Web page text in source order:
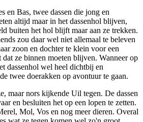
en Bas, twee dassen die jong en
altijd maar in het dassenhol blijven,
buiten het hol blijft maar aan ze trekken.
zou daar wel niet allemaal te beleven
zoon en dochter te klein voor een
ze binnen moeten blijven. Wanneer op
dassenhol wel heel dichtbij en
twee doerakken op avontuur te gaan.
maar nors kijkende Uil tegen. De dassen
en besluiten het op een lopen te zetten.
Mol, Vos en nog meer dieren. Overal